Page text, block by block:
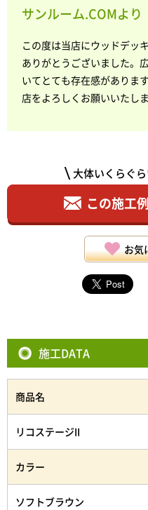
サンルーム.COMより
この度は当店にウッドデッ
ありがとうございました。
いてとても存在感がありま
店をよろしくお願いいたしま
大体いくらぐ
この施工
お気
施工DATA
商品名
リコステージII
カラー
ソフトブラウン